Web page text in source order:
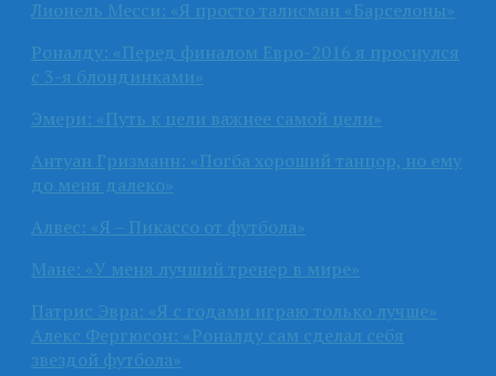
Лионель Месси: «Я просто талисман «Барселоны»
Роналду: «Перед финалом Евро-2016 я проснулся
с 3-я блондинками»
Эмери: «Путь к цели важнее самой цели»
Антуан Гризманн: «Погба хороший танцор, но ему
до меня далеко»
Алвес: «Я – Пикассо от футбола»
Мане: «У меня лучший тренер в мире»
Патрис Эвра: «Я с годами играю только лучше»
Алекс Фергюсон: «Роналду сам сделал себя
звездой футбола»